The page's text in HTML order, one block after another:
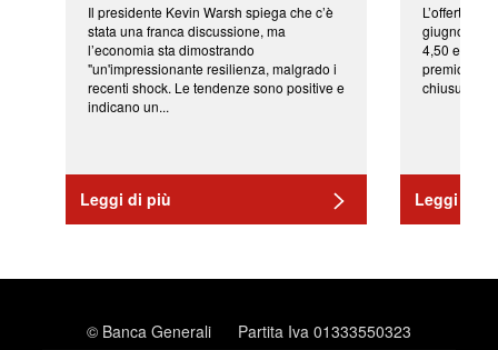
Il presidente Kevin Warsh spiega che c’è
stata una franca discussione, ma
l’economia sta dimostrando
"un'impressionante resilienza, malgrado i
recenti shock. Le tendenze sono positive e
indicano un...
Leggi di più
L’offerta
giugno da
4,50 euro
premio di
chiusura del
Leggi di
© Banca Generali
Partita Iva 01333550323